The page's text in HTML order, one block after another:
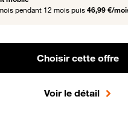
pendant 12 mois puis 46,99 €/
Choisir cette offre
Voir le détail